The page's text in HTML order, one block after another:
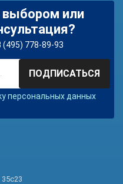
или
(495) 778-89-93
ПОДПИСАТЬСЯ
персональных данных